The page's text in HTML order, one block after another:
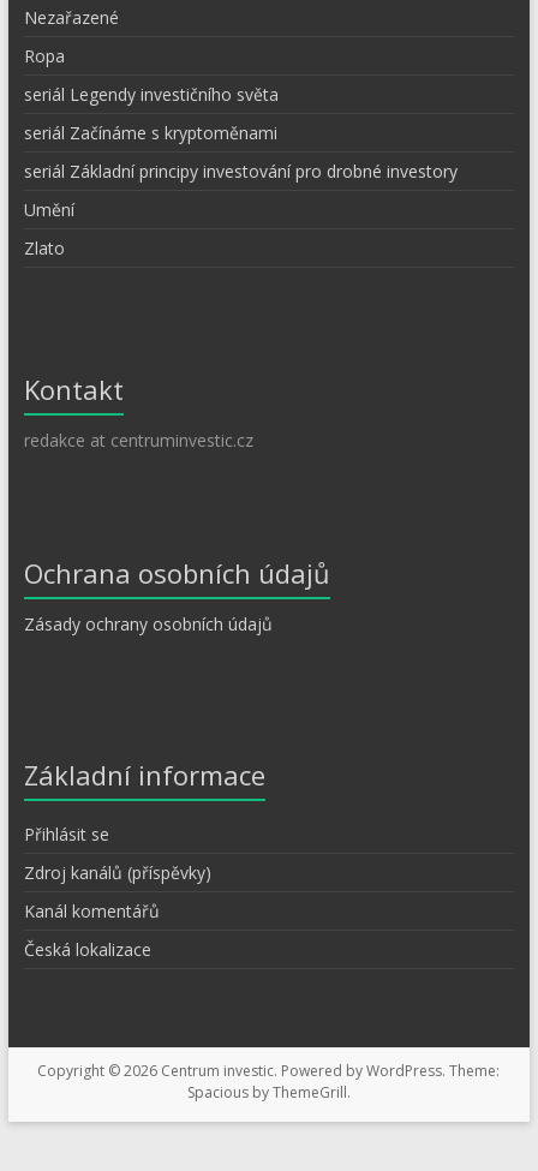
Nezařazené
Ropa
seriál Legendy investičního světa
seriál Začínáme s kryptoměnami
seriál Základní principy investování pro drobné investory
Umění
Zlato
Kontakt
redakce at centruminvestic.cz
Ochrana osobních údajů
Zásady ochrany osobních údajů
Základní informace
Přihlásit se
Zdroj kanálů (příspěvky)
Kanál komentářů
Česká lokalizace
Copyright © 2026 Centrum investic. Powered byWordPress. Theme:
Spacious byThemeGrill.